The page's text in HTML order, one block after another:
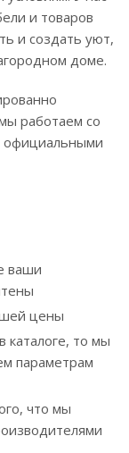
и товаров
и создать уют,
доме.
работаем со
официальными
ваши
цены
каталоге, то мы
параметрам
что мы